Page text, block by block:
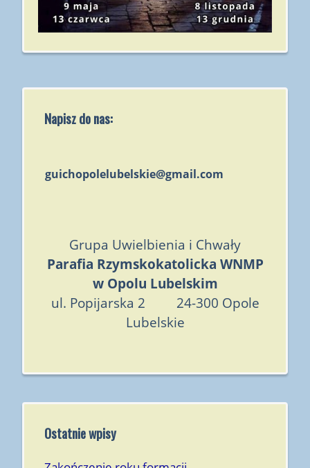
Napisz do nas:
guichopolelubelskie@gmail.com
Grupa Uwielbienia i Chwały
Parafia Rzymskokatolicka WNMP
w Opolu Lubelskim
ul. Popijarska 2 24-300 Opole
Lubelskie
Ostatnie wpisy